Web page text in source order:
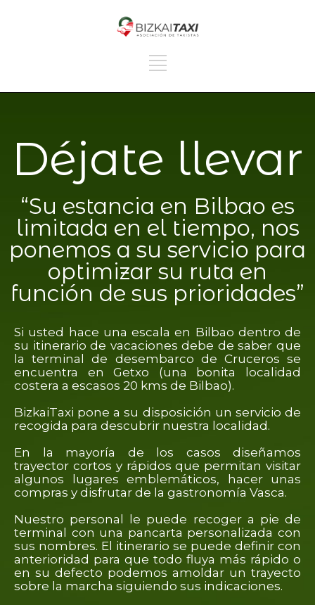
Déjate llevar
“Su estancia en Bilbao es
limitada en el tiempo, nos
ponemos a su servicio para
optimizar su ruta en
función de sus prioridades”
Si usted hace una escala en Bilbao dentro de
su itinerario de vacaciones debe de saber que
la terminal de desembarco de Cruceros se
encuentra en Getxo (una bonita localidad
costera a escasos 20 kms de Bilbao).
BizkaiTaxi pone a su disposición un servicio de
recogida para descubrir nuestra localidad.
En la mayoría de los casos diseñamos
trayector cortos y rápidos que permitan visitar
algunos lugares emblemáticos, hacer unas
compras y disfrutar de la gastronomía Vasca.
Nuestro personal le puede recoger a pie de
terminal con una pancarta personalizada con
sus nombres. El itinerario se puede definir con
anterioridad para que todo fluya más rápido o
en su defecto podemos amoldar un trayecto
sobre la marcha siguiendo sus indicaciones.